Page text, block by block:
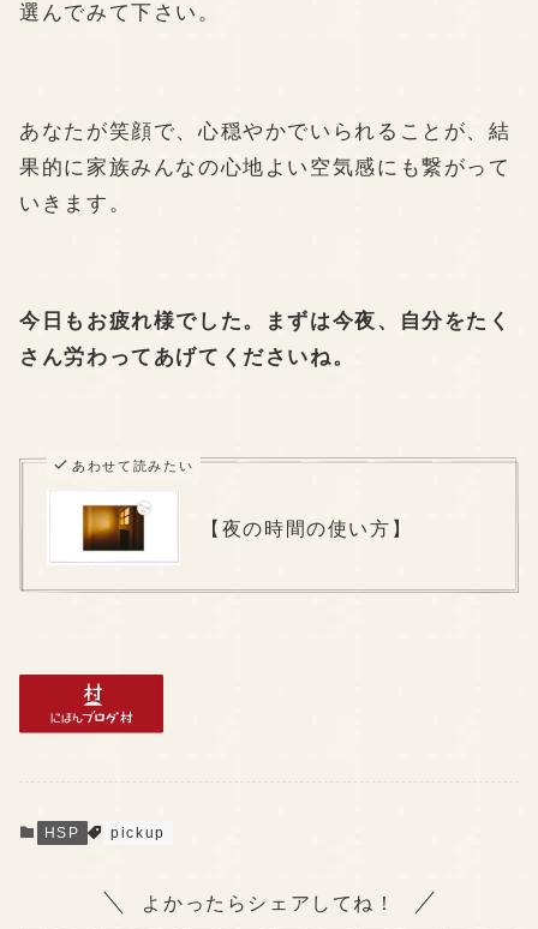
選んでみて下さい。
あなたが笑顔で、心穏やかでいられることが、結
果的に家族みんなの心地よい空気感にも繋がって
いきます。
今日もお疲れ様でした。まずは今夜、自分をたく
さん労わってあげてくださいね。
あわせて読みたい
【夜の時間の使い方】
HSP pickup
よかったらシェアしてね！